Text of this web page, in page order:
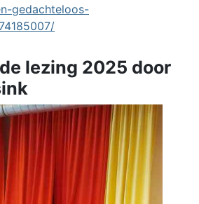
gedachteloos-
lezing 2025 door